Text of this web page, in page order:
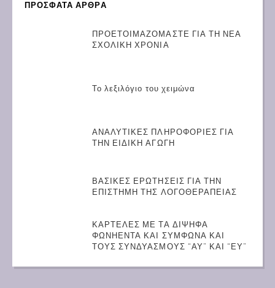
ΠΡΟΣΦΑΤΑ ΑΡΘΡΑ
ΠΡΟΕΤΟΙΜΑΖΟΜΑΣΤΕ ΓΙΑ ΤΗ ΝΕΑ
ΣΧΟΛΙΚΗ ΧΡΟΝΙΑ
Το λεξιλόγιο του χειμώνα
ΑΝΑΛΥΤΙΚΕΣ ΠΛΗΡΟΦΟΡΙΕΣ ΓΙΑ
ΤΗΝ ΕΙΔΙΚΗ ΑΓΩΓΗ
ΒΑΣΙΚΕΣ ΕΡΩΤΗΣΕΙΣ ΓΙΑ ΤΗΝ
ΕΠΙΣΤΗΜΗ ΤΗΣ ΛΟΓΟΘΕΡΑΠΕΙΑΣ
ΚΑΡΤΕΛΕΣ ΜΕ ΤΑ ΔΙΨΗΦΑ
ΦΩΝΗΕΝΤΑ ΚΑΙ ΣΥΜΦΩΝΑ ΚΑΙ
ΤΟΥΣ ΣΥΝΔΥΑΣΜΟΥΣ “ΑΥ” ΚΑΙ “ΕΥ”